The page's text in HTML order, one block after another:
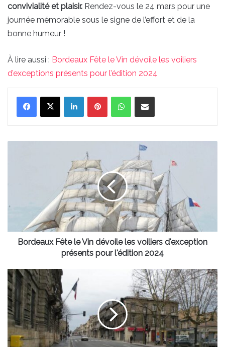
convivialité et plaisir. Rendez-vous le 24 mars pour une
journée mémorable sous le signe de l’effort et de la
bonne humeur !
À lire aussi : Bordeaux Fête le Vin dévoile les voiliers
d’exceptions présents pour l’édition 2024
LinkedinPinterestWhatsAppPartager par email
voiliers
d'exception
présents
pourBordeaux Fête le Vin dévoile les voiliers d'exception
présents pour l'édition 2024
Le
cours
de
la
Marne
va
passer